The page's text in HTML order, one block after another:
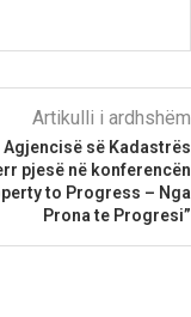
Artikulli i ardhshëm
së Kadastrës
pjesë në konferencën
to Progress – Nga
Prona te Progresi”